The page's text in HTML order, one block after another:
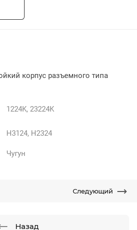
корпус разъемного типа
1224K, 23224K
H3124, H2324
Чугун
Следующий
Назад